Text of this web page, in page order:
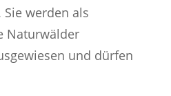
werden als
Naturwälder
und dürfen